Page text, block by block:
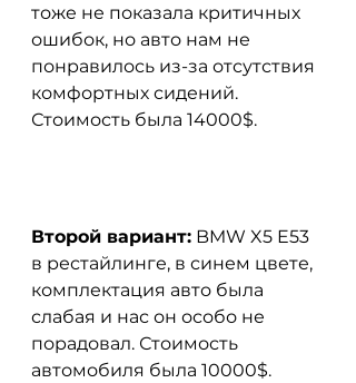
тоже не показала критичных
ошибок, но авто нам не
понравилось из-за отсутствия
комфортных сидений.
Стоимость была 14000$.
Второй вариант: BMW X5 E53
в рестайлинге, в синем цвете,
комплектация авто была
слабая и нас он особо не
порадовал. Стоимость
автомобиля была 10000$.